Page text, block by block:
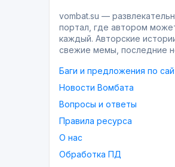
vombat.su —
портал, где автором
каждый. Авторские
свежие мемы, последние
Баги и предложения по
Новости Вомбата
Вопросы и ответы
Правила ресурса
О нас
Обработка ПД